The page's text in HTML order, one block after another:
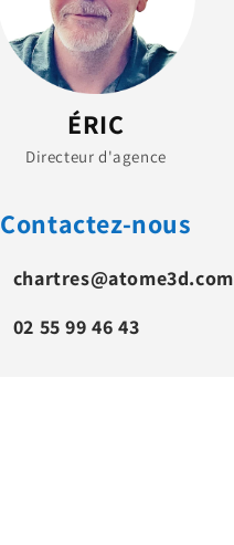
ÉRIC
Directeur d'agence
Contactez-nous
chartres@atome3d.com
02 55 99 46 43